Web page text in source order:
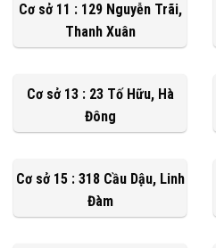
Cơ sở 11 : 129 Nguyễn Trãi,
Thanh Xuân
Cơ sở 13 : 23 Tố Hữu, Hà
Đông
Cơ sở 15 : 318 Cầu Dậu, Linh
Đàm